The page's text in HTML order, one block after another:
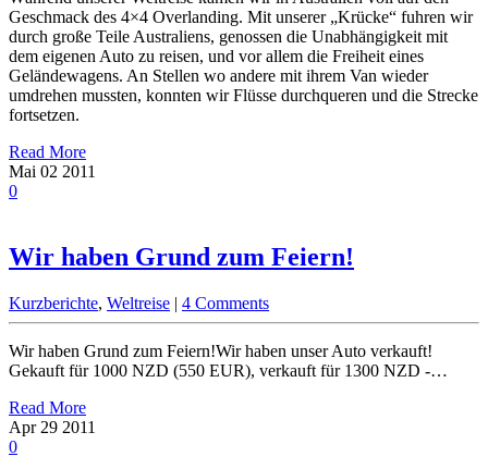
Geschmack des 4×4 Overlanding. Mit unserer „Krücke“ fuhren wir
durch große Teile Australiens, genossen die Unabhängigkeit mit
dem eigenen Auto zu reisen, und vor allem die Freiheit eines
Geländewagens. An Stellen wo andere mit ihrem Van wieder
umdrehen mussten, konnten wir Flüsse durchqueren und die Strecke
fortsetzen.
Read More
Mai 02 2011
0
Wir haben Grund zum Feiern!
Kurzberichte, Weltreise | 4 Comments
Wir haben Grund zum Feiern!Wir haben unser Auto verkauft!
Gekauft für 1000 NZD (550 EUR), verkauft für 1300 NZD -…
Read More
Apr 29 2011
0